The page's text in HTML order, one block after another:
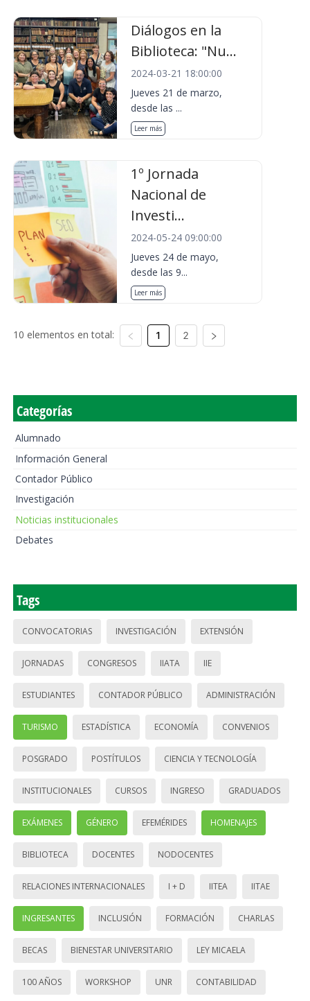
Diálogos en la
Biblioteca: "Nu...
2024-03-21 18:00:00
Jueves 21 de marzo,
desde las ...
Leer más
1º Jornada
Nacional de
Investi...
2024-05-24 09:00:00
Jueves 24 de mayo,
desde las 9...
Leer más
10 elementos en total: 1 2
Categorías
Alumnado
Información General
Contador Público
Investigación
Noticias institucionales
Debates
Tags
CONVOCATORIAS INVESTIGACIÓN EXTENSIÓN
JORNADAS CONGRESOS IIATA IIE
ESTUDIANTES CONTADOR PÚBLICO ADMINISTRACIÓN
TURISMO ESTADÍSTICA ECONOMÍA CONVENIOS
POSGRADO POSTÍTULOS CIENCIA Y TECNOLOGÍA
INSTITUCIONALES CURSOS INGRESO GRADUADOS
EXÁMENES GÉNERO EFEMÉRIDES HOMENAJES
BIBLIOTECA DOCENTES NODOCENTES
RELACIONES INTERNACIONALES I + D IITEA IITAE
INGRESANTES INCLUSIÓN FORMACIÓN CHARLAS
BECAS BIENESTAR UNIVERSITARIO LEY MICAELA
100 AÑOS WORKSHOP UNR CONTABILIDAD